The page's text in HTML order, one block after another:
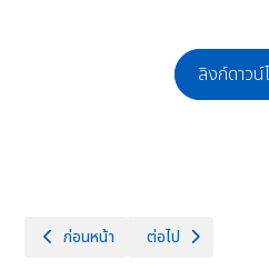
ลิงก์ดาวน์
เนื้อหาก่อนหน้า: คู่มือหรือแนวทางกา
ก่อนหน้า เนื้อหาถัดไป: มาตร
ต่อไป